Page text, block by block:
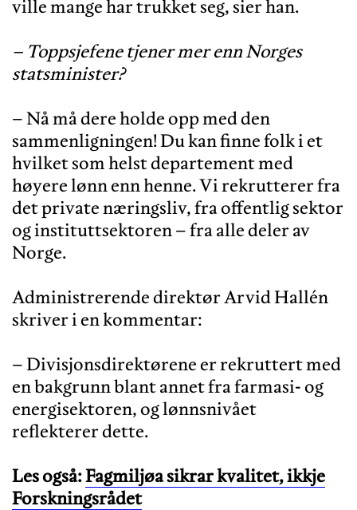
ville mange har trukket seg, sier han.
– Toppsjefene tjener mer enn Norges
statsminister?
– Nå må dere holde opp med den
sammenligningen! Du kan finne folk i et
hvilket som helst departement med
høyere lønn enn henne. Vi rekrutterer fra
det private næringsliv, fra offentlig sektor
og instituttsektoren – fra alle deler av
Norge.
Administrerende direktør Arvid Hallén
skriver i en kommentar:
– Divisjonsdirektørene er rekruttert med
en bakgrunn blant annet fra farmasi- og
energisektoren, og lønnsnivået
reflekterer dette.
Les også:Fagmiljøa sikrar kvalitet, ikkje
Forskningsrådet